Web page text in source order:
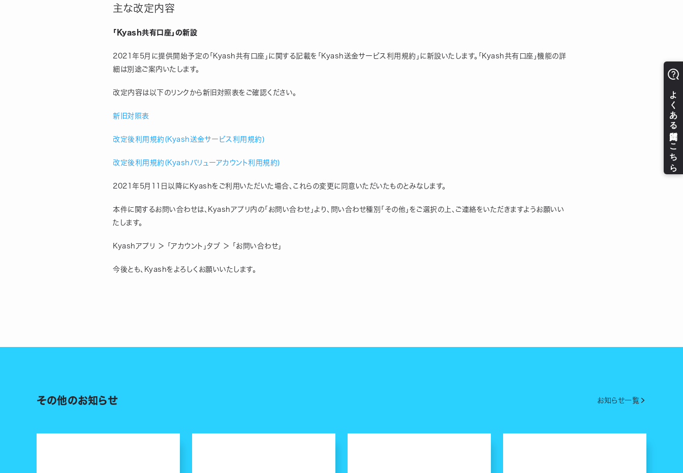
主な改定内容
「Kyash共有口座」の新設
2021年5月に提供開始予定の「Kyash共有口座」に関する記載を「Kyash送金サービス利用規約」に新設いたします。「Kyash共有口座」機能の詳
細は別途ご案内いたします。
改定内容は以下のリンクから新旧対照表をご確認ください。
新旧対照表
改定後利用規約(Kyash送金サービス利用規約)
改定後利用規約(Kyashバリューアカウント利用規約)
2021年5月11日以降にKyashをご利用いただいた場合、これらの変更に同意いただいたものとみなします。
本件に関するお問い合わせは、Kyashアプリ内の「お問い合わせ」より、問い合わせ種別「その他」をご選択の上、ご連絡をいただきますようお願いい
たします。
Kyashアプリ ＞ 「アカウント」タブ ＞ 「お問い合わせ」
今後とも、Kyashをよろしくお願いいたします。
その他のお知らせ お知らせ一覧